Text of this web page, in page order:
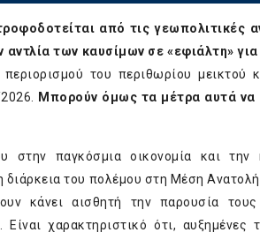
από τις γεωπολιτικές
των καυσίμων σε «εφιάλτη»
του περιθωρίου
Μπορούν όμως τα μέτρα αυτά να
στην παγκόσμια οικονομία και την
διάρκεια του πολέμου στη Μέση
κάνει αισθητή την παρουσία
χαρακτηριστικό ότι,